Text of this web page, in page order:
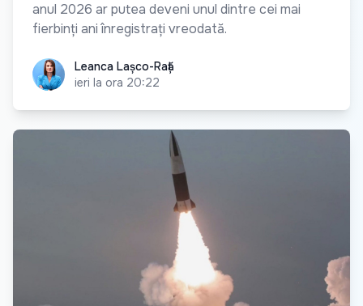
anul 2026 ar putea deveni unul dintre cei mai
fierbinți ani înregistrați vreodată.
Leanca Lașco-Rață
Leanca Lașco-Rață
ieri la ora 20:22